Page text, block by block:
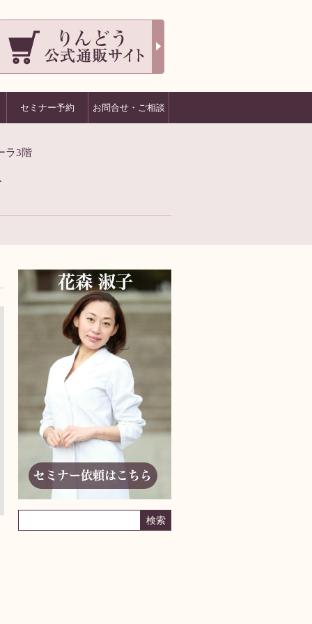
セミナー予約 お問合せ・ご相談
ラ3階